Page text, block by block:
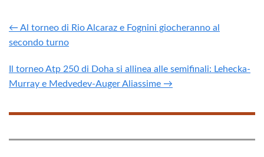
← Al torneo di Rio Alcaraz e Fognini giocheranno al
secondo turno
Il torneo Atp 250 di Doha si allinea alle semifinali: Lehecka-
Murray e Medvedev-Auger Aliassime →